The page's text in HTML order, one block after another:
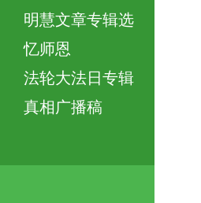
明慧文章专辑选
忆师恩
法轮大法日专辑
真相广播稿